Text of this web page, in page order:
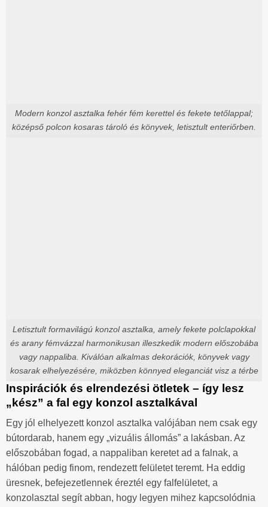
Modern konzol asztalka fehér fém kerettel és fekete tetőlappal;
középső polcon kosaras tároló és könyvek, letisztult enteriőrben.
Letisztult formavilágú konzol asztalka, amely fekete polclapokkal
és arany fémvázzal harmonikusan illeszkedik modern előszobába
vagy nappaliba. Kiválóan alkalmas dekorációk, könyvek vagy
kosarak elhelyezésére, miközben könnyed eleganciát visz a térbe
Inspirációk és elrendezési ötletek – így lesz
„kész” a fal egy konzol asztalkával
Egy jól elhelyezett konzol asztalka valójában nem csak egy
bútordarab, hanem egy „vizuális állomás” a lakásban. Az
előszobában fogad, a nappaliban keretet ad a falnak, a
hálóban pedig finom, rendezett felületet teremt. Ha eddig
üresnek, befejezetlennek éreztél egy falfelületet, a
konzolasztal segít abban, hogy legyen mihez kapcsolódnia